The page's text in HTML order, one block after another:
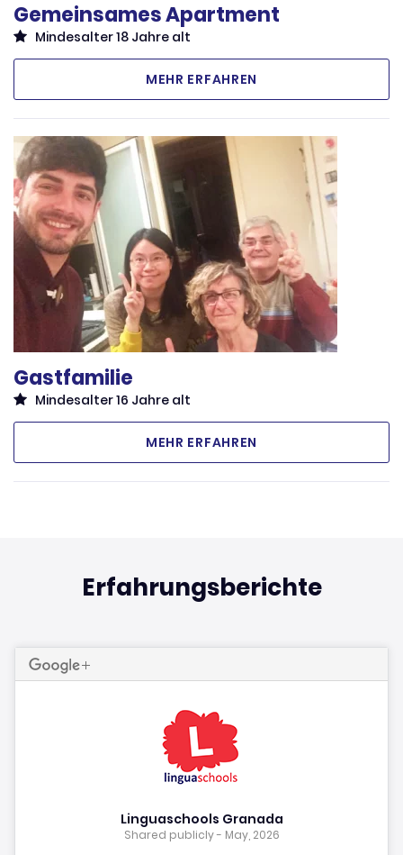
Gemeinsames Apartment
Mindesalter 18 Jahre alt
MEHR ERFAHREN
Gastfamilie
Mindesalter 16 Jahre alt
MEHR ERFAHREN
Erfahrungsberichte
Linguaschools Granada
Shared publicly - May, 2026